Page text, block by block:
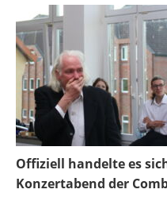
Offiziell handelte es
Konzertabend der